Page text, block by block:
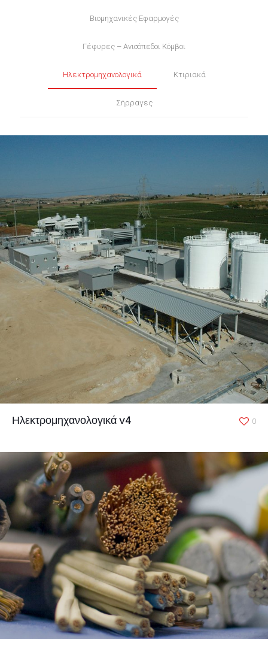
Βιομηχανικές Εφαρμογές
Γέφυρες – Ανισόπεδοι Κόμβοι
Ηλεκτρομηχανολογικά Κτιριακά
Σήρραγες
Ηλεκτρομηχανολογικά v4 0